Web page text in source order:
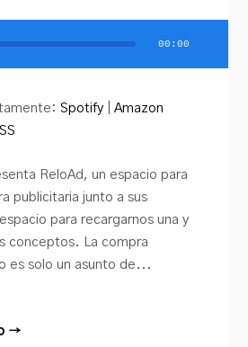
00:00
Spotify |Amazon
ReloAd, un espacio para
publicitaria junto a sus
para recargarnos una y
conceptos. La compra
es solo un asunto de...
→